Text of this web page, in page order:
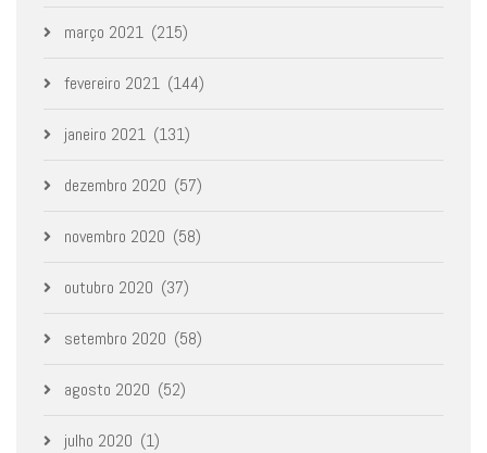
março 2021 (215)
fevereiro 2021 (144)
janeiro 2021 (131)
dezembro 2020 (57)
novembro 2020 (58)
outubro 2020 (37)
setembro 2020 (58)
agosto 2020 (52)
julho 2020 (1)